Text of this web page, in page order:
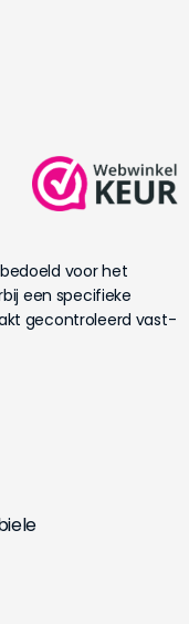
voor het
een specifieke
gecontroleerd vast-